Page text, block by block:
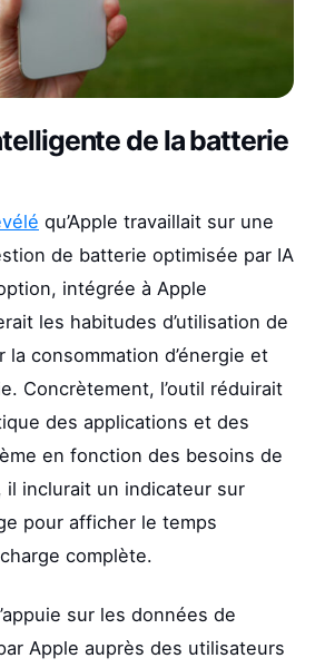
de la batterie
qu’Apple travaillait sur une
de batterie optimisée par IA
intégrée à Apple
les habitudes d’utilisation de
la consommation d’énergie et
Concrètement, l’outil réduirait
des applications et des
en fonction des besoins de
il inclurait un indicateur sur
pour afficher le temps
complète.
sur les données de
Apple auprès des utilisateurs